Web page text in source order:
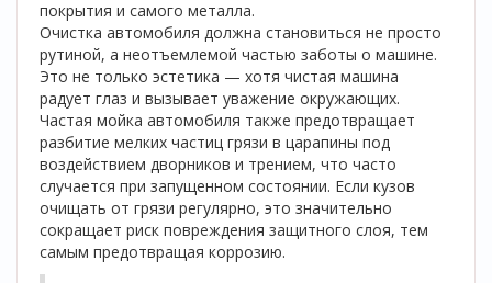
покрытия и самого металла.
Очистка автомобиля должна становиться не просто
рутиной, а неотъемлемой частью заботы о машине.
Это не только эстетика — хотя чистая машина
радует глаз и вызывает уважение окружающих.
Частая мойка автомобиля также предотвращает
разбитие мелких частиц грязи в царапины под
воздействием дворников и трением, что часто
случается при запущенном состоянии. Если кузов
очищать от грязи регулярно, это значительно
сокращает риск повреждения защитного слоя, тем
самым предотвращая коррозию.